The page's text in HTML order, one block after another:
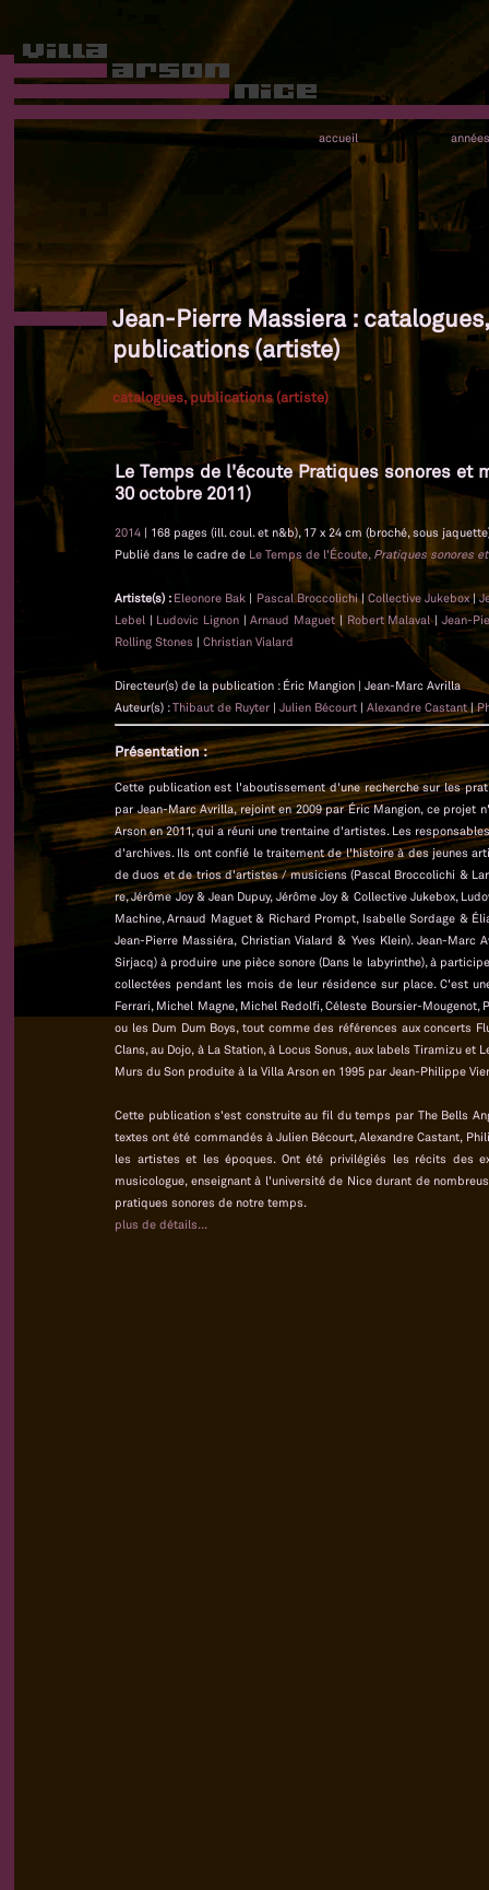
accueil années
Jean-Pierre Massiera : catalogues,
publications (artiste)
catalogues, publications (artiste)
Le Temps de l'écoute Pratiques sonores et
30 octobre 2011)
2014 | 168 pages (ill. coul. et n&b), 17 x 24 cm (broché, sous
Publié dans le cadre de Le Temps de l'Écoute, Pratiques sonores
Artiste(s) : Eleonore Bak | Pascal Broccolichi| Collective Jukebox|
Lebel | Ludovic Lignon |Arnaud Maguet | Robert Malaval| Jean-
Rolling Stones | Christian Vialard
Directeur(s) de la publication : Éric Mangion | Jean-Marc Avrilla
Auteur(s) :Thibaut de Ruyter | Julien Bécourt | Alexandre Castant|
Présentation :
Cette publication est l'aboutissement d'une recherche sur les
par Jean-Marc Avrilla, rejoint en 2009 par Éric Mangion, ce
Arson en 2011, qui a réuni une trentaine d'artistes. Les
d'archives. Ils ont confié le traitement de l'histoire à des jeunes
de duos et de trios d'artistes / musiciens (Pascal Broccolichi &
re, Jérôme Joy & Jean Dupuy, Jérôme Joy & Collective Jukebox,
Machine, Arnaud Maguet & Richard Prompt, Isabelle Sordage &
Jean-Pierre Massiéra, Christian Vialard & Yves Klein). Jean-
Sirjacq) à produire une pièce sonore (Dans le labyrinthe), à
collectées pendant les mois de leur résidence sur place. C'est
Ferrari, Michel Magne, Michel Redolfi, Céleste Boursier-Mougenot,
ou les Dum Dum Boys, tout comme des références aux concerts
Clans, au Dojo, à La Station, à Locus Sonus, aux labels Tiramizu
Murs du Son produite à la Villa Arson en 1995 par Jean-Philippe
Cette publication s'est construite au fil du temps par The Bells
textes ont été commandés à Julien Bécourt, Alexandre Castant,
les artistes et les époques. Ont été privilégiés les récits des
musicologue, enseignant à l'université de Nice durant de
pratiques sonores de notre temps.
plus de détails...